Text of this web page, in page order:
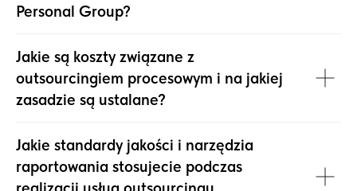
Personal Group?
Jakie są koszty związane z
outsourcingiem procesowym i na jakiej
zasadzie są ustalane?
Jakie standardy jakości i narzędzia
raportowania stosujecie podczas